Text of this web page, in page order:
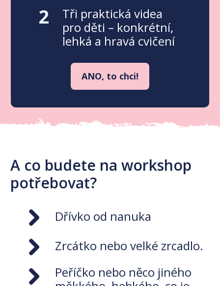
2
Tři praktická videa
pro děti – konkrétní,
lehká a hravá cvičení
ANO, to chci!
A co budete na workshop
potřebovat?
Dřívko od nanuka
Zrcátko nebo velké zrcadlo.
Peříčko nebo něco jiného